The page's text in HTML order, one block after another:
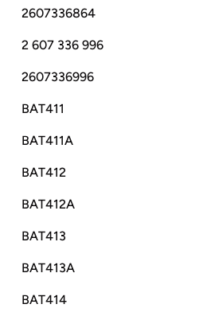
2607336864
2 607 336 996
2607336996
BAT411
BAT411A
BAT412
BAT412A
BAT413
BAT413A
BAT414